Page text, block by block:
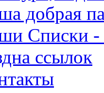
добрая
Списки
ссылок